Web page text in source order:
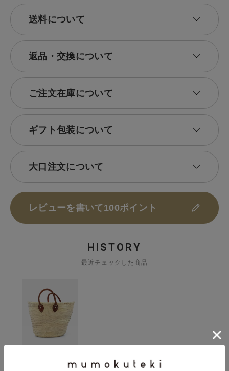
送料について
返品・交換について
ご注文在庫について
ギフト包装について
大口注文について
レビューを書いて100ポイント
HISTORY
最近チェックした商品
マルシェかご革手